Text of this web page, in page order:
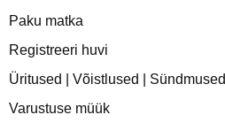
Paku matka
Registreeri huvi
Üritused | Võistlused | Sündmused
Varustuse müük